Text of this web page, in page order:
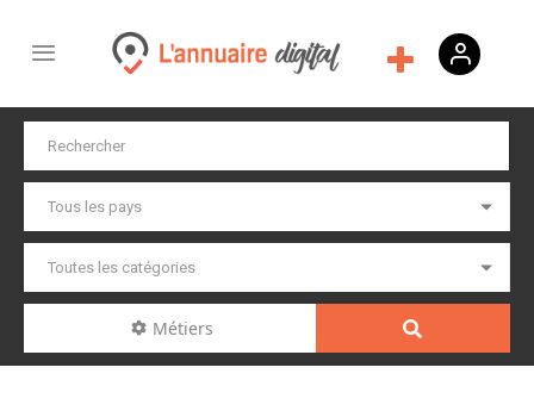
Métiers